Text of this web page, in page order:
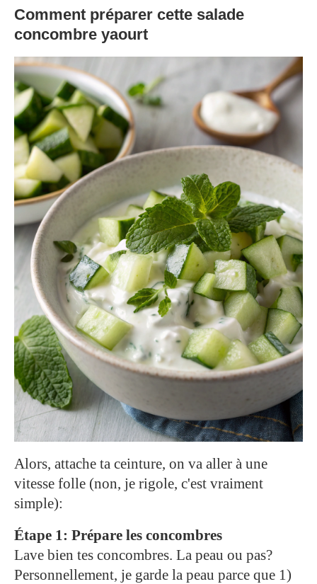
Comment préparer cette salade
concombre yaourt
Alors, attache ta ceinture, on va aller à une
vitesse folle (non, je rigole, c'est vraiment
simple):
Étape 1: Prépare les concombres
Lave bien tes concombres. La peau ou pas?
Personnellement, je garde la peau parce que 1)